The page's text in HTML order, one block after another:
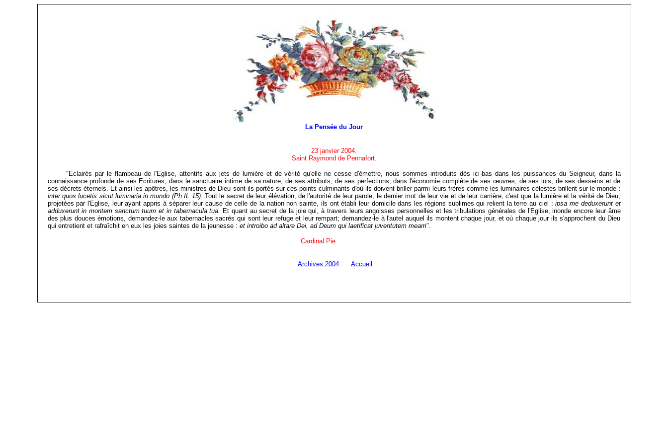
La Pensée du Jour
23 janvier 2004.
Saint Raymond de Pennafort.
"Eclairés par le flambeau de l'Eglise, attentifs aux jets de lumière et de vérité qu'elle ne cesse d'émettre, nous sommes introduits dès ici-bas dans les puissances du Seigneur, dans la
connaissance profonde de ses Ecritures, dans le sanctuaire intime de sa nature, de ses attributs, de ses perfections, dans l'économie complète de ses œuvres, de ses lois, de ses desseins et de
ses décrets éternels. Et ainsi les apôtres, les ministres de Dieu sont-ils portés sur ces points culminants d'où ils doivent briller parmi leurs frères comme les luminaires célestes brillent sur le monde :
inter quos lucetis sicut luminaria in mundo (Ph IL 15). Tout le secret de leur élévation, de l'autorité de leur parole, le dernier mot de leur vie et de leur carrière, c'est que la lumière et la vérité de Dieu,
projetées par l'Eglise, leur ayant appris à séparer leur cause de celle de la nation non sainte, ils ont établi leur domicile dans les régions sublimes qui relient la terre au ciel :ipsa me deduxerunt et
adduxerunt in montem sanctum tuum et in tabernacula tua. Et quant au secret de la joie qui, à travers leurs angoisses personnelles et les tribulations générales de l'Eglise, inonde encore leur âme
des plus douces émotions, demandez-le aux tabernacles sacrés qui sont leur refuge et leur rempart; demandez-le à l'autel auquel ils montent chaque jour, et où chaque jour ils s'approchent du Dieu
qui entretient et rafraîchit en eux les joies saintes de la jeunesse : et introibo ad altare Dei, ad Deum qui laetificat juventutem meam".
Cardinal Pie
Archives 2004 Accueil